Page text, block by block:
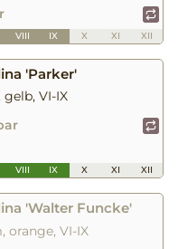
VIII IX X XI XII
'Parker'
VI-IX
VIII IX X XI XII
'Walter Funcke'
orange, VI-IX